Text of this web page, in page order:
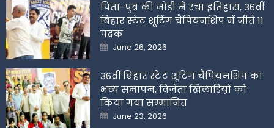
पिता-पुत्र की जोड़ी ने रचा इतिहास, 36वीं
बिहार स्टेट शूटिंग चैंपियनशिप में जीते 11
पदक
Posted
on
June 26, 2026
36वीं बिहार स्टेट शूटिंग चैंपियनशिप का
भव्य समापन, विजेता खिलाडिय़ों को
किया गया सम्मानित
Posted
on
June 23, 2026